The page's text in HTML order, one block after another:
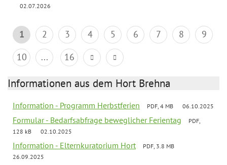
02.07.2026
1 2 3 4 5 6 7 8
9
10
... 16
Informationen aus dem Hort Brehna
Information - Programm Herbstferien PDF, 4 MB 06.10.2025
Formular - Bedarfsabfrage beweglicher Ferientag
PDF,
128 kB
02.10.2025
Information - Elternkuratorium Hort
PDF, 3.8 MB
26.09.2025